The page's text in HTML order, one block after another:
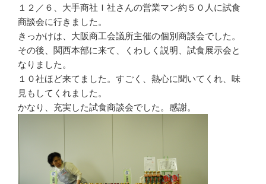
１２／６、大手商社Ｉ社さんの営業マン約５０人に試食
商談会に行きました。
きっかけは、大阪商工会議所主催の個別商談会でした。
その後、関西本部に来て、くわしく説明、試食展示会と
なりました。
１０社ほど来てました。すごく、熱心に聞いてくれ、味
見もしてくれました。
かなり、充実した試食商談会でした。感謝。